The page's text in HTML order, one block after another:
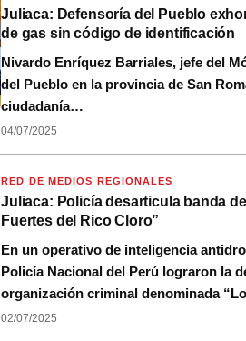
Juliaca: Defensoría del Pueblo
de gas sin código de identificación
Nivardo Enríquez Barriales, jefe del
del Pueblo en la provincia de San
ciudadanía…
04/07/2025
RED DE MEDIOS REGIONALES
Juliaca: Policía desarticula banda
Fuertes del Rico Cloro”
En un operativo de inteligencia
Policía Nacional del Perú lograron la
organización criminal denominada
02/07/2025